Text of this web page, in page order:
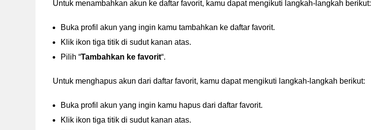
Untuk menambahkan akun ke daftar favorit, kamu dapat mengikuti langkah-langkah berikut:
Buka profil akun yang ingin kamu tambahkan ke daftar favorit.
Klik ikon tiga titik di sudut kanan atas.
Pilih “Tambahkan ke favorit“.
Untuk menghapus akun dari daftar favorit, kamu dapat mengikuti langkah-langkah berikut:
Buka profil akun yang ingin kamu hapus dari daftar favorit.
Klik ikon tiga titik di sudut kanan atas.